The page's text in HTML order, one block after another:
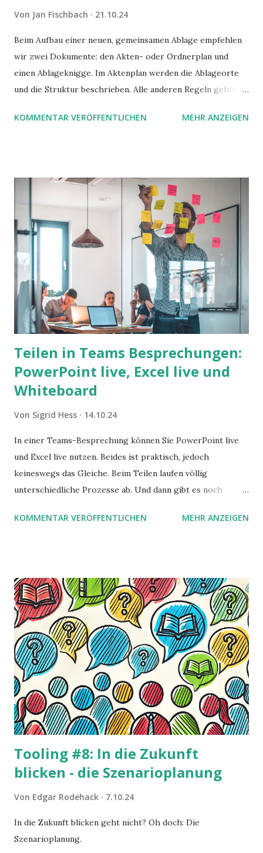
Von Jan Fischbach 21.10.24
Beim Aufbau einer neuen, gemeinsamen Ablage empfehlen
wir zwei Dokumente: den Akten- oder Ordnerplan und
einen Ablageknigge. Im Aktenplan werden die Ablageorte
und die Struktur beschrieben. Alle anderen Regeln gehören
eigentlich?
KOMMENTAR VERÖFFENTLICHEN MEHR ANZEIGEN
Teilen in Teams Besprechungen:
PowerPoint live, Excel live und
Whiteboard
Von Sigrid Hess 14.10.24
In einer Teams-Besprechung können Sie PowerPoint live
und Excel live nutzen. Beides ist praktisch, jedoch
keineswegs das Gleiche. Beim Teilen laufen völlig
unterschiedliche Prozesse ab. Und dann gibt es noch
kleiner Leitfaden.
KOMMENTAR VERÖFFENTLICHEN MEHR ANZEIGEN
Tooling #8: In die Zukunft
blicken - die Szenarioplanung
Von Edgar Rodehack 7.10.24
In die Zukunft blicken geht nicht? Oh doch: Die
Szenarioplanung.